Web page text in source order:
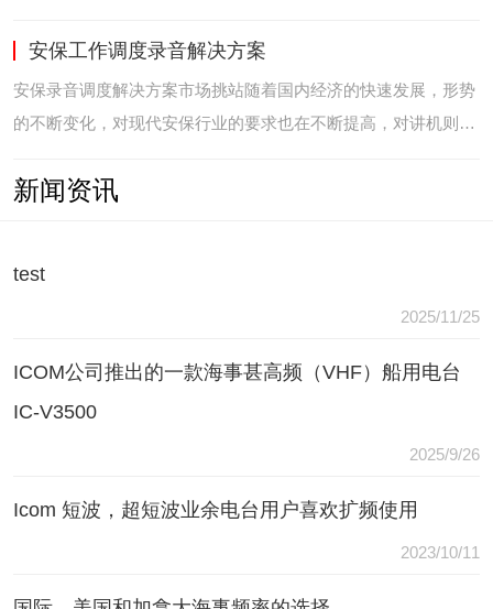
之间通过IP网络互联，通过成熟可靠的网络技术，艾可慕数字通
讯将延伸到世界的每一个角
安保工作调度录音解决方案
安保录音调度解决方案市场挑站随着国内经济的快速发展，形势
的不断变化，对现代安保行业的要求也在不断提高，对讲机则是
讯需要，常常会出现以下问题：（1）无可靠的报等多种保障手
新闻资讯
test
2025/11/25
ICOM公司推出的一款海事甚高频（VHF）船用电台
IC-V3500
2025/9/26
Icom 短波，超短波业余电台用户喜欢扩频使用
2023/10/11